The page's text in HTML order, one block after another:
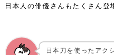
日本人の俳優さんもたくさん登
日本刀を使ったアク